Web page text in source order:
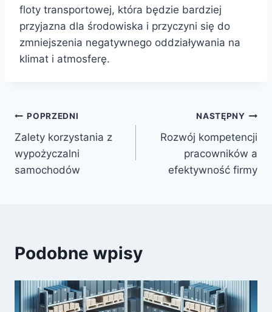
floty transportowej, która będzie bardziej
przyjazna dla środowiska i przyczyni się do
zmniejszenia negatywnego oddziaływania na
klimat i atmosferę.
Nawigacja
wpisu
POPRZEDNI
Zalety korzystania z
wypożyczalni
samochodów
NASTĘPNY
Rozwój kompetencji
pracowników a
efektywność firmy
Podobne wpisy